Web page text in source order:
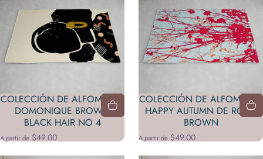
COLECCIÓN DE ALFOMBRAS
DOMONIQUE BROWN
BLACK HAIR NO 4
A partir de $49.00
COLECCIÓN DE ALFOMBRAS
HAPPY AUTUMN DE ROSIE
BROWN
A partir de $49.00